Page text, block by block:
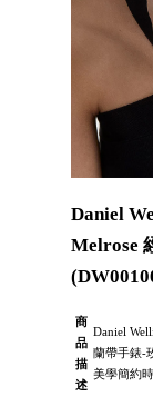
Daniel
Melrose
商
品
描
述
Daniel
蘭帶手錶-
美學簡約